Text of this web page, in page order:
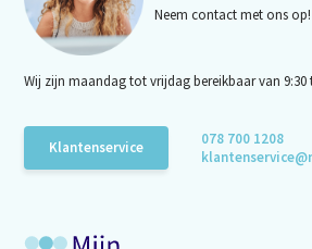
Neem contact met ons op!
Wij zijn maandag tot vrijdag bereikbaar van 9:30
Klantenservice
078 700 1208